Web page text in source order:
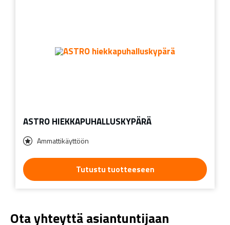
ASTRO HIEKKAPUHALLUSKYPÄRÄ
Ammattikäyttöön
Tutustu tuotteeseen
Ota yhteyttä asiantuntijaan